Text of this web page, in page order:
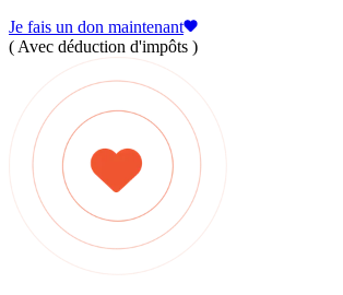
Je fais un don maintenant
( Avec déduction d'impôts )